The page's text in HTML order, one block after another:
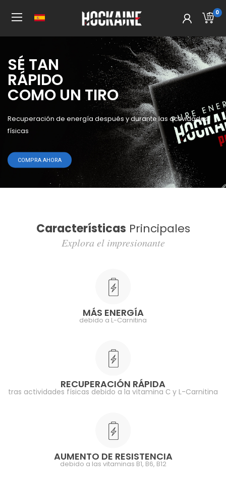
0
HOCKAINE
POWER
Booster de energía para deportistas
SÉ TAN
RÁPIDO
COMO UN TIRO
Recuperación de energía después y durante las actividades
físicas
COMPRA AHORA
DISPARA A GOL
Está cargado con los recursos naturales de energía
COMPRA AHORA
Características Principales
Explora el impresionante
MÁS ENERGÍA
debido a L-Carnitina
RECUPERACIÓN RÁPIDA
tras actividades físicas debido a la vitamina С y L-Carnitina
AUMENTO DE RESISTENCIA
debido a las vitaminas B1, B6, B12